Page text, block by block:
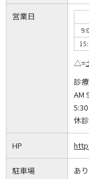
営業日
△=
診
AM
5:30
休
HP
駐車場 あり